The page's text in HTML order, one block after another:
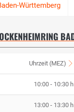
Uhrzeit (MEZ)
10:00 - 10:30 h
13:00 - 13:30 h